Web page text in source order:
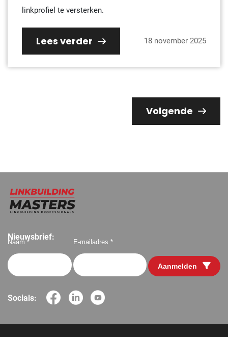
linkprofiel te versterken.
Lees verder 18 november 2025
Volgende
Nieuwsbrief:
Naam * E-mailadres *
Aanmelden
Socials: